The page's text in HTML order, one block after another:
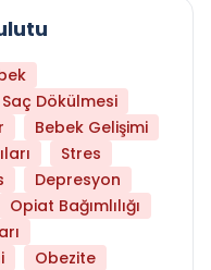
Saç Dökülmesi
Bebek Gelişimi
Stres
Depresyon
Opiat Bağımlılığı
Obezite